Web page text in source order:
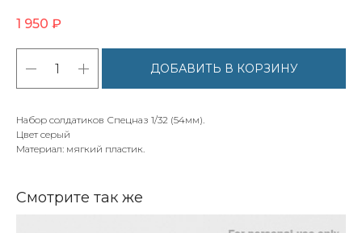
1 950 ₽
ДОБАВИТЬ В КОРЗИНУ
Набор солдатиков Спецназ 1/32 (54мм).
Цвет серый
Материал: мягкий пластик.
Смотрите так же